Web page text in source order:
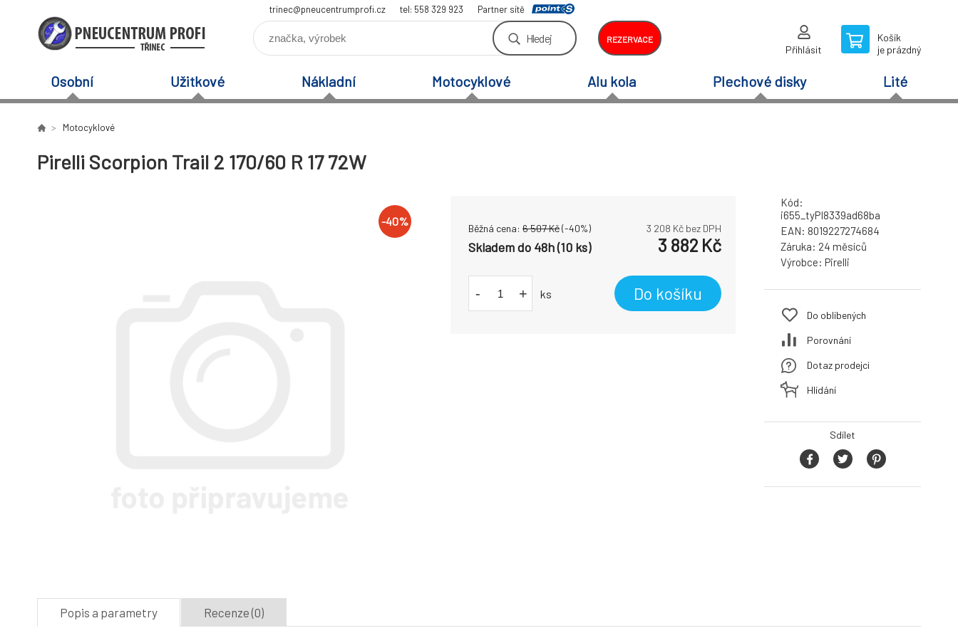
trinec@pneucentrumprofi.cz tel: 558 329 923 Partner sítě
Hledej REZERVACE
Přihlásit
Košík
je prázdný
Osobní Užitkové Nákladní Motocyklové Alu kola Plechové disky Lité
Motocyklové
Pirelli Scorpion Trail 2 170/60 R 17 72W
-40%
Běžná cena: 6 507Kč(-40%) 3 208 Kč bez DPH
Skladem do 48h (10 ks) 3 882 Kč
- + ks Do košíku
Kód:
i655_tyPI8339ad68ba
EAN: 8019227274684
Záruka: 24 měsíců
Výrobce: Pirelli
Do oblíbených
Porovnání
Dotaz prodejci
Hlídání
Sdílet
Popis a parametry Recenze (0)